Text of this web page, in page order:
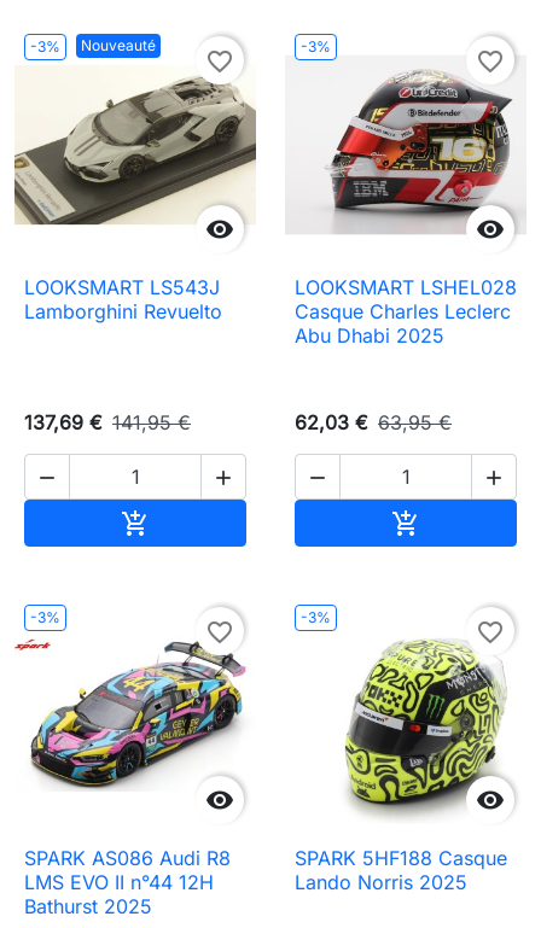
-3% Nouveauté

favorite_border
LOOKSMART LS543J
Lamborghini Revuelto
137,69 € 141,95 €
 

-3%

favorite_border
LOOKSMART LSHEL028
Casque Charles Leclerc
Abu Dhabi 2025
62,03 € 63,95 €
 

-3%

favorite_border
SPARK AS086 Audi R8
LMS EVO II n°44 12H
Bathurst 2025
-3%

favorite_border
SPARK 5HF188 Casque
Lando Norris 2025